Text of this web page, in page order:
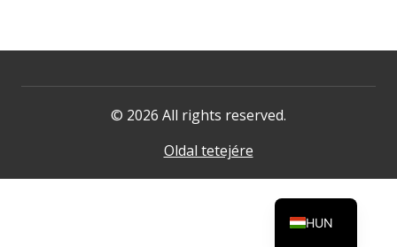
© 2026 All rights reserved.
Oldal tetejére
HUN